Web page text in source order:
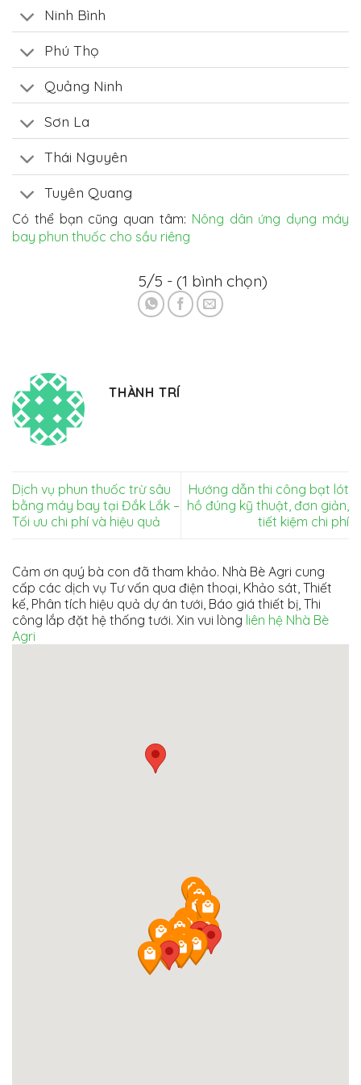
Ninh Bình
Phú Thọ
Quảng Ninh
Sơn La
Thái Nguyên
Tuyên Quang
Có thể bạn cũng quan tâm: Nông dân ứng dụng máy
bay phun thuốc cho sầu riêng
5/5 - (1 bình chọn)
THÀNH TRÍ
Dịch vụ phun thuốc trừ sâu
bằng máy bay tại Đắk Lắk –
Tối ưu chi phí và hiệu quả
Hướng dẫn thi công bạt lót
hồ đúng kỹ thuật, đơn giản,
tiết kiệm chi phí
Cảm ơn quý bà con đã tham khảo. Nhà Bè Agri cung
cấp các dịch vụ Tư vấn qua điện thoại, Khảo sát, Thiết
kế, Phân tích hiệu quả dự án tưới, Báo giá thiết bị, Thi
công lắp đặt hệ thống tưới. Xin vui lòng liên hệ Nhà Bè
Agri